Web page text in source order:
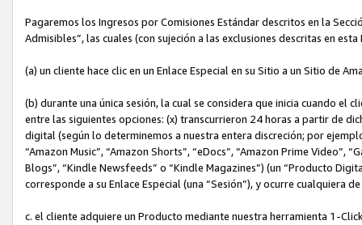
Pagaremos los Ingresos por Comisiones Estándar descritos en la
Admisibles”, las cuales (con sujeción a las exclusiones descritas en
(a) un cliente hace clic en un Enlace Especial en su Sitio a un Sitio de
(b) durante una única sesión, la cual se considera que inicia cuando el
entre las siguientes opciones: (x) transcurrieron 24 horas a partir de
digital (según lo determinemos a nuestra entera discreción; por
“Amazon Music”, “Amazon Shorts”, “eDocs”, “Amazon Prime Video”,
Blogs”, “Kindle Newsfeeds” o “Kindle Magazines”) (un “Producto
corresponde a su Enlace Especial (una “Sesión”), y ocurre cualquiera
c. el cliente adquiere un Producto mediante nuestra herramienta 1-